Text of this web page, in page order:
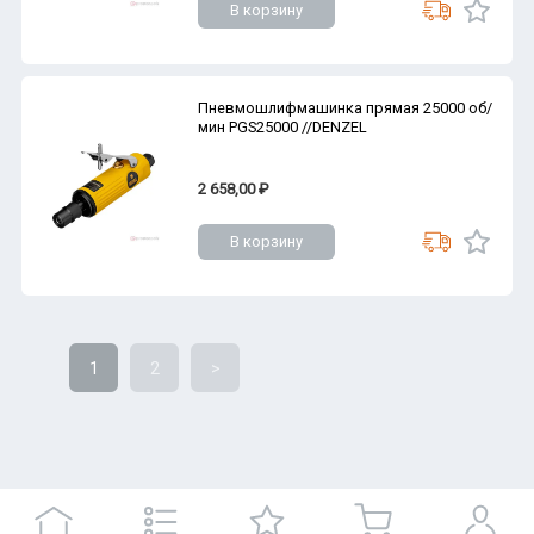
В корзину
Пневмошлифмашинка прямая 25000 об/
мин PGS25000 //DENZEL
2 658,00 ₽
В корзину
1 2 >